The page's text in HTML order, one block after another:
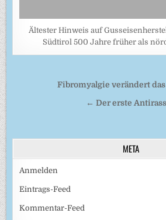
Ältester Hinweis auf
Südtirol 500 Jahre früher als
Beitragsnavigation
Fibromyalgie verändert
← Der erste
META
Anmelden
Eintrags-Feed
Kommentar-Feed